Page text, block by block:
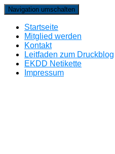
Navigation umschalten
Startseite
Mitglied werden
Kontakt
Leitfaden zum Druckblog
EKDD Netikette
Impressum